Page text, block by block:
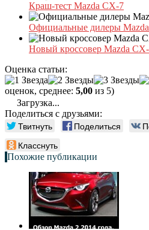
Краш-тест Mazda CX-7
Официальные дилеры
Новый кроссовер Mazda
Оценка статьи:
оценок, среднее: 5,00 из 5)
Загрузка...
Поделиться с друзьями:
Твитнуть Поделиться
Класснуть
Похожие публикации